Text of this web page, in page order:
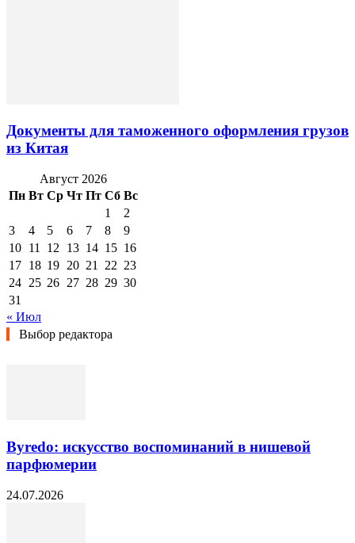
Документы для таможенного оформления грузов
из Китая
Август 2026
Пн Вт Ср Чт Пт Сб Вс
1
2
3
4 5 6 7 8
9
10 11 12 13 14 15 16
17 18 19 20 21 22 23
24 25 26 27 28 29 30
31
« Июл
Выбор редактора
Byredo: искусство воспоминаний в нишевой
парфюмерии
24.07.2026